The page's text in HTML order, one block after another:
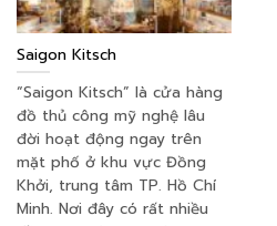
Saigon Kitsch
“Saigon Kitsch” là cửa hàng
đồ thủ công mỹ nghệ lâu
đời hoạt động ngay trên
mặt phố ở khu vực Đồng
Khởi, trung tâm TP. Hồ Chí
Minh. Nơi đây có rất nhiều